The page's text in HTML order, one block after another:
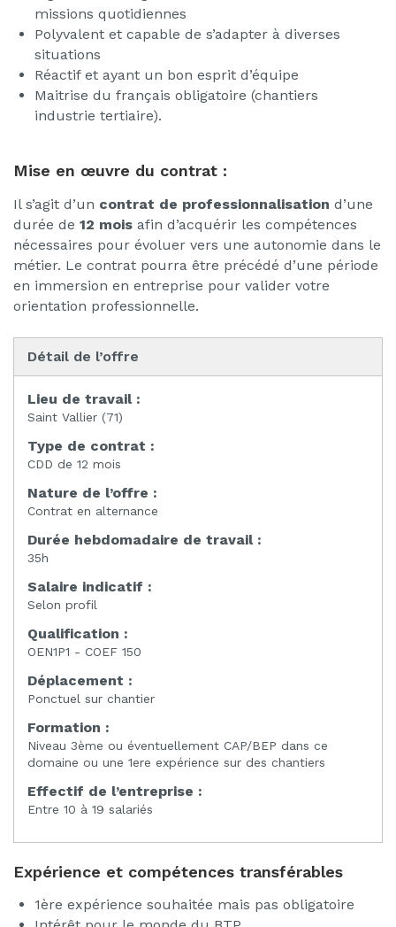
missions quotidiennes
Polyvalent et capable de s’adapter à diverses
situations
Réactif et ayant un bon esprit d’équipe
Maitrise du français obligatoire (chantiers
industrie tertiaire).
Mise en œuvre du contrat :
Il s’agit d’un contrat de professionnalisation d’une
durée de 12 mois afin d’acquérir les compétences
nécessaires pour évoluer vers une autonomie dans le
métier. Le contrat pourra être précédé d’une période
en immersion en entreprise pour valider votre
orientation professionnelle.
Détail de l’offre
Lieu de travail :
Saint Vallier (71)
Type de contrat :
CDD de 12 mois
Nature de l’offre :
Contrat en alternance
Durée hebdomadaire de travail :
35h
Salaire indicatif :
Selon profil
Qualification :
OEN1P1 - COEF 150
Déplacement :
Ponctuel sur chantier
Formation :
Niveau 3ème ou éventuellement CAP/BEP dans ce
domaine ou une 1ere expérience sur des chantiers
Effectif de l’entreprise :
Entre 10 à 19 salariés
Expérience et compétences transférables
1ère expérience souhaitée mais pas obligatoire